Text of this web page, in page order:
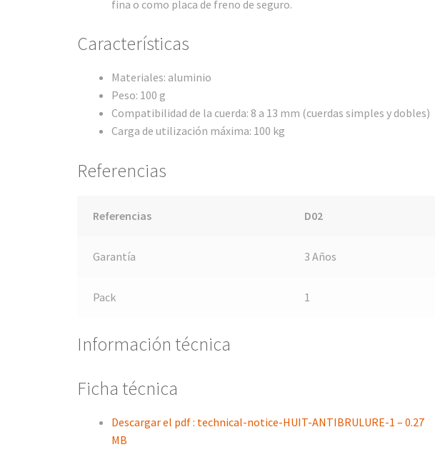
fina o como placa de freno de seguro.
Características
Materiales: aluminio
Peso: 100 g
Compatibilidad de la cuerda: 8 a 13 mm (cuerdas simples y dobles)
Carga de utilización máxima: 100 kg
Referencias
Referencias D02
Garantía 3 Años
Pack 1
Información técnica
Ficha técnica
Descargar el pdf : technical-notice-HUIT-ANTIBRULURE-1 – 0.27
MB